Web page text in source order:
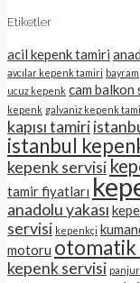
Etiketler
acil kepenk tamiri
avcılar kepenk tamiri
ucuz kepenk cam
kepenk galvaniz kepenk
kapısı tamiri
istanbul
kepenk servisi
tamir fiyatları
anadolu yakası
servisi kepenkçi
motoru otomatik
kepenk servisi